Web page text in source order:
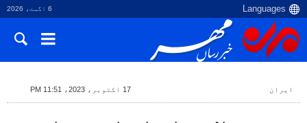
6 اگست، 2026
ایران 17 اکتوبر، 2023، 11:51 PM